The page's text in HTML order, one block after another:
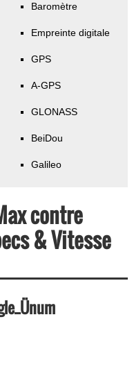
Baromètre
Empreinte digitale
GPS
A-GPS
GLONASS
BeiDou
Galileo
contre
& Vitesse